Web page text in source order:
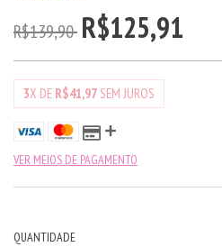
R$139,90 R$125,91
3X DE R$41,97 SEM JUROS
VER MEIOS DE PAGAMENTO
QUANTIDADE